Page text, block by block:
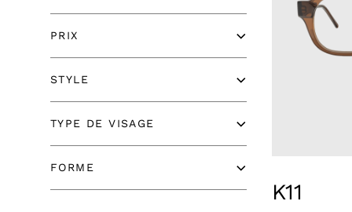
PRIX
STYLE
TYPE DE VISAGE
FORME
K11